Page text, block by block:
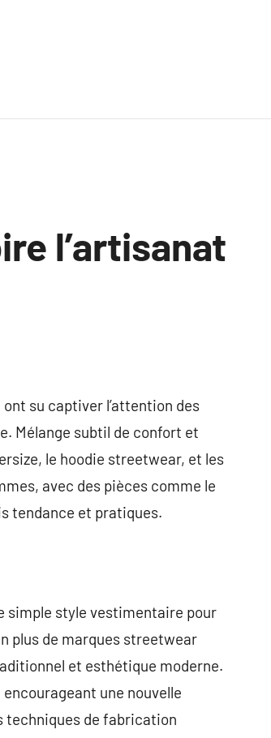
l’artisanat
su captiver l’attention des
Mélange subtil de confort et
le hoodie streetwear, et les
avec des pièces comme le
tendance et pratiques.
simple style vestimentaire pour
plus de marques streetwear
et esthétique moderne.
une nouvelle
techniques de fabrication